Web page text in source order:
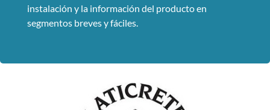
instalación y la información del producto en
segmentos breves y fáciles.